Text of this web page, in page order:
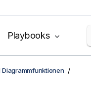
Playbooks